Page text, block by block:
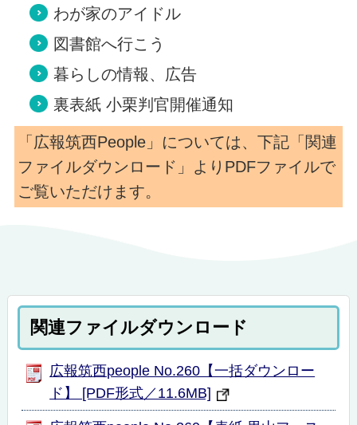
わが家のアイドル
図書館へ行こう
暮らしの情報、広告
裏表紙 小栗判官開催通知
「広報筑西People」については、下記「関連
ファイルダウンロード」よりPDFファイルで
ご覧いただけます。
関連ファイルダウンロード
広報筑西people No.260【一括ダウンロー
ド】 [PDF形式／11.6MB]